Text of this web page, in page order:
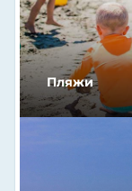
Пляжи